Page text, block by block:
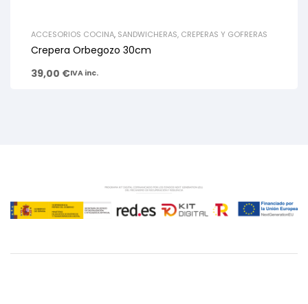
ACCESORIOS COCINA, SANDWICHERAS, CREPERAS Y GOFRERAS
Crepera Orbegozo 30cm
39,00 €IVA inc.